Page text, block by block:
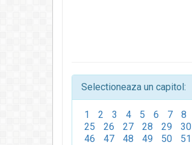
Selectioneaza un capitol:
1 2 3 4 5 6 7 8
25
26 27 28 29 30
46
47 48 49 50 51